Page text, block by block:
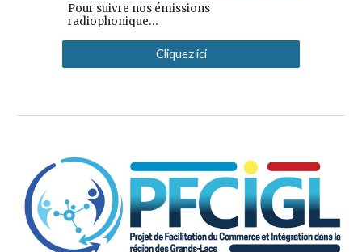
Pour suivre nos émissions
radiophonique...
Cliquez ici